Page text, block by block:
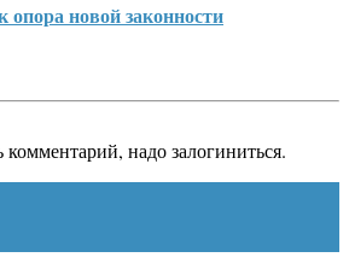
опора новой законности
надо залогиниться.